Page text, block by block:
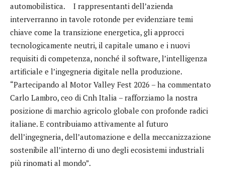
automobilistica. I rappresentanti dell’azienda
interverranno in tavole rotonde per evidenziare temi
chiave come la transizione energetica, gli approcci
tecnologicamente neutri, il capitale umano e i nuovi
requisiti di competenza, nonché il software, l’intelligenza
artificiale e l’ingegneria digitale nella produzione.
“Partecipando al Motor Valley Fest 2026 – ha commentato
Carlo Lambro, ceo di Cnh Italia – rafforziamo la nostra
posizione di marchio agricolo globale con profonde radici
italiane. E contribuiamo attivamente al futuro
dell’ingegneria, dell’automazione e della meccanizzazione
sostenibile all’interno di uno degli ecosistemi industriali
più rinomati al mondo”.